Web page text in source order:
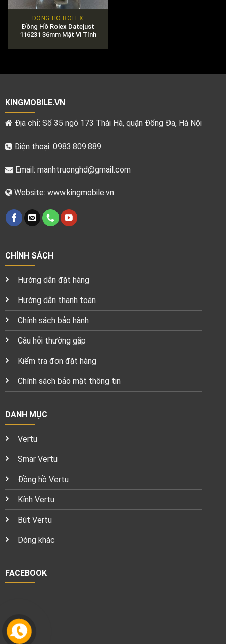
ĐỒNG HỒ ROLEX
Đồng Hồ Rolex Datejust
116231 36mm Mặt Vi Tính
KINGMOBILE.VN
Địa chỉ: Số 35 ngõ 173 Thái Hà, quận Đống Đa, Hà Nội
Điện thoại: 0983.809.889
Email: manhtruonghd@gmail.com
Website: www.kingmobile.vn
CHÍNH SÁCH
Hướng dẫn đặt hàng
Hướng dẫn thanh toán
Chính sách bảo hành
Câu hỏi thường gặp
Kiểm tra đơn đặt hàng
Chính sách bảo mật thông tin
DANH MỤC
Vertu
Smar Vertu
Đồng hồ Vertu
Kính Vertu
Bút Vertu
Dòng khác
FACEBOOK